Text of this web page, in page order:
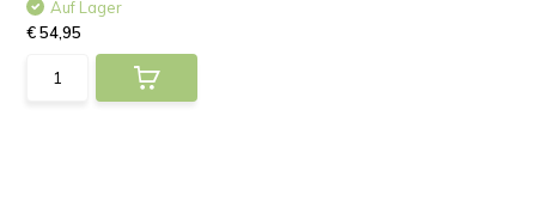
Auf Lager
€ 54,95